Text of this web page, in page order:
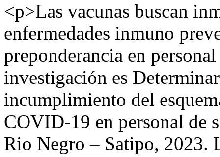
<p>Las vacunas buscan
enfermedades inmuno
preponderancia en
investigación es
incumplimiento del
COVID-19 en personal de
Rio Negro – Satipo, 2023.